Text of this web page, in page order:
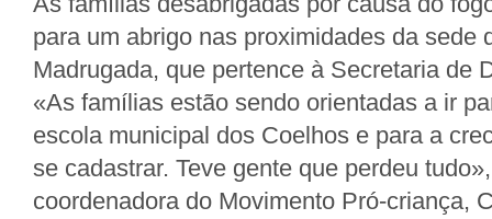
para um abrigo nas proximidades da sede
Madrugada, que pertence à Secretaria de
«As famílias estão sendo orientadas a ir
escola municipal dos Coelhos e para a
se cadastrar. Teve gente que perdeu
coordenadora do Movimento Pró-criança,